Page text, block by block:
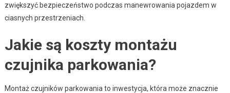
zwiększyć bezpieczeństwo podczas manewrowania pojazdem w
ciasnych przestrzeniach.
Jakie są koszty montażu
czujnika parkowania?
Montaż czujników parkowania to inwestycja, która może znacznie